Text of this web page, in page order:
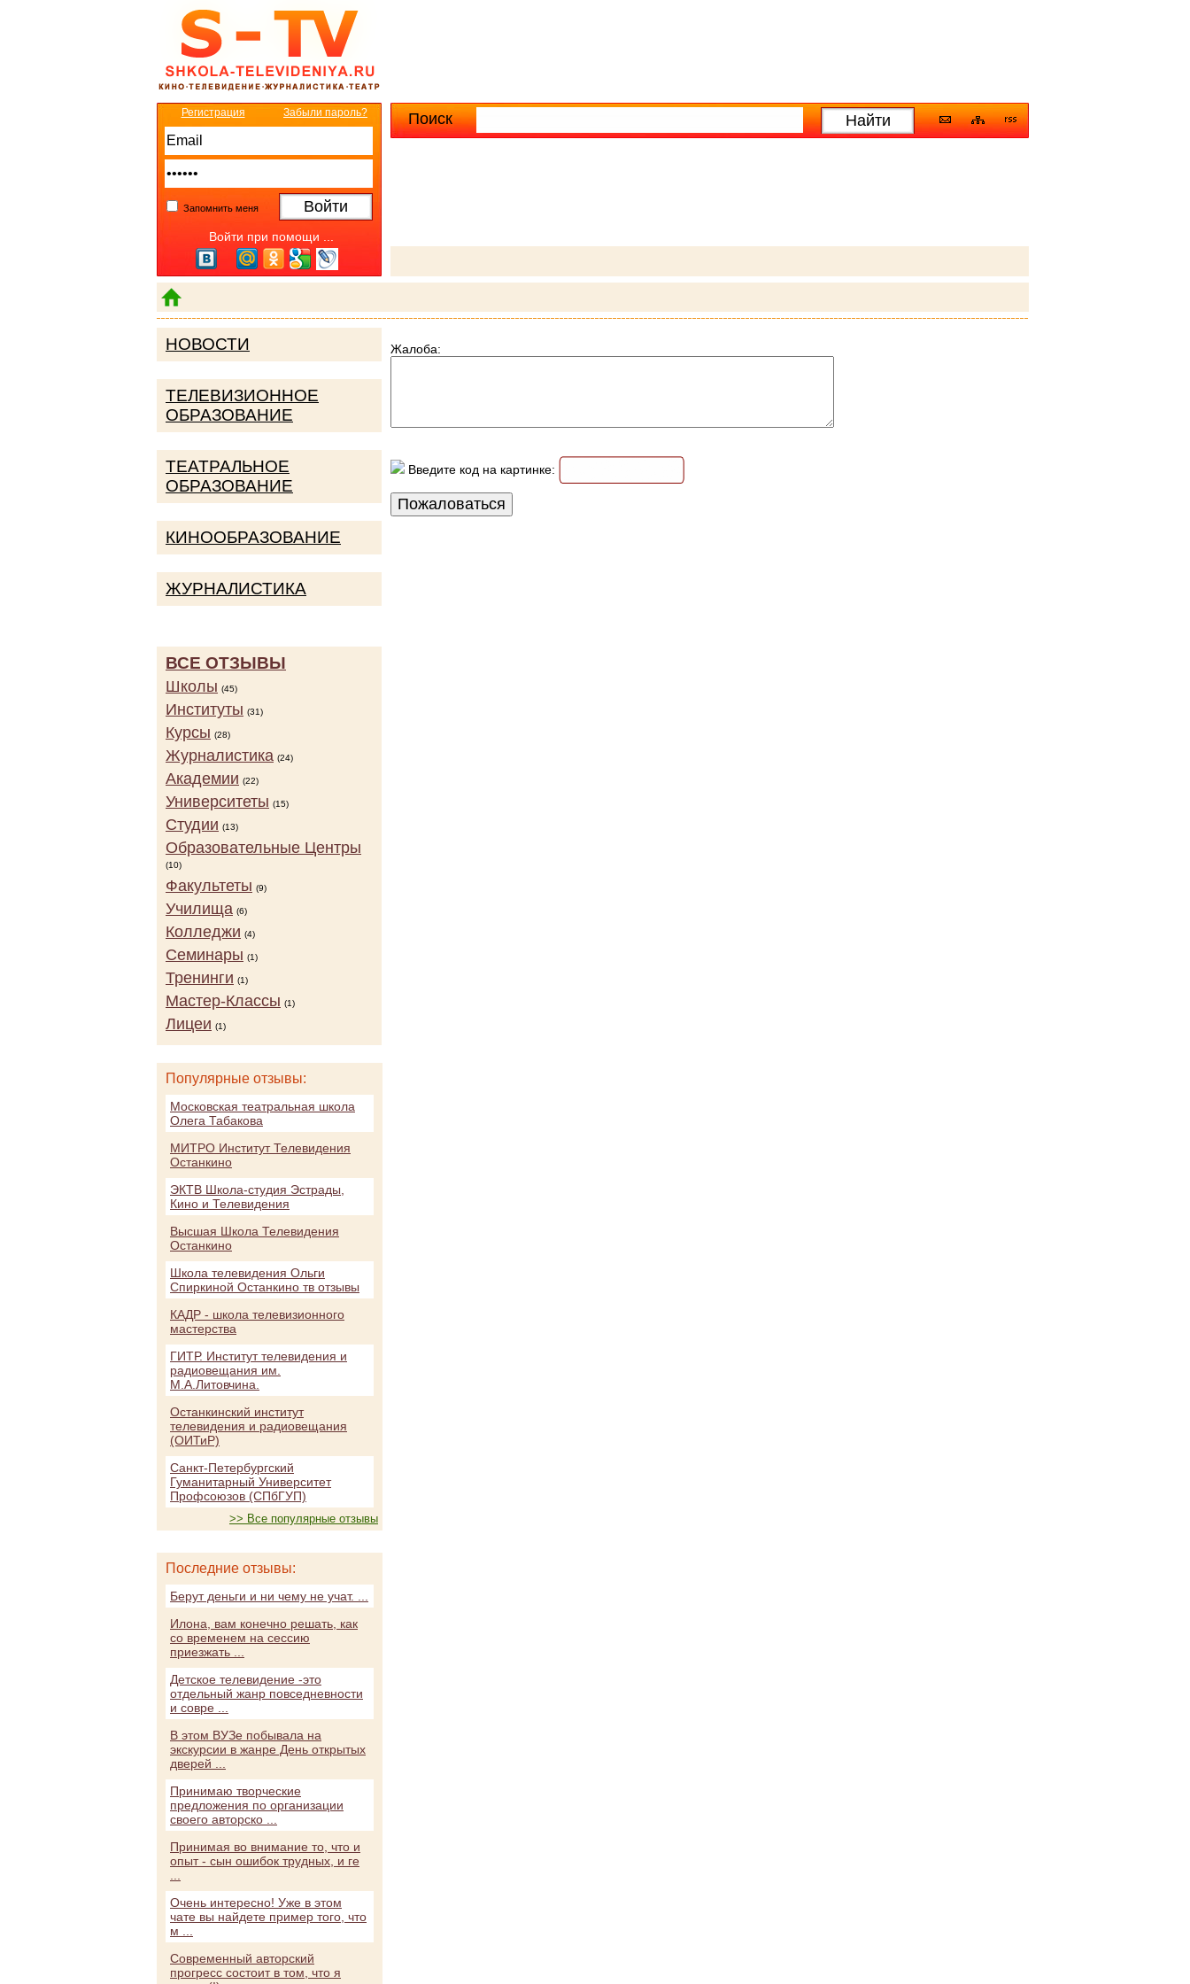
Поиск
Расширенный поиск
Регистрация Забыли пароль?
Запомнить меня
Войти при помощи ...
Жалоба:
Введите код на картинке:
НОВОСТИ
ТЕЛЕВИЗИОННОЕ
ОБРАЗОВАНИЕ
ТЕАТРАЛЬНОЕ
ОБРАЗОВАНИЕ
КИНООБРАЗОВАНИЕ
ЖУРНАЛИСТИКА
ВСЕ ОТЗЫВЫ
Школы (45)
Институты (31)
Курсы (28)
Журналистика (24)
Академии (22)
Университеты (15)
Студии (13)
Образовательные Центры
(10)
Факультеты (9)
Училища (6)
Колледжи (4)
Семинары (1)
Тренинги (1)
Мастер-Классы (1)
Лицеи (1)
Популярные отзывы:
Московская театральная школа
Олега Табакова
МИТРО Институт Телевидения
Останкино
ЭКТВ Школа-студия Эстрады,
Кино и Телевидения
Высшая Школа Телевидения
Останкино
Школа телевидения Ольги
Спиркиной Останкино тв отзывы
КАДР - школа телевизионного
мастерства
ГИТР. Институт телевидения и
радиовещания им.
М.А.Литовчина.
Останкинский институт
телевидения и радиовещания
(ОИТиР)
Санкт-Петербургский
Гуманитарный Университет
Профсоюзов (СПбГУП)
>> Все популярные отзывы
Последние отзывы:
Берут деньги и ни чему не учат. ...
Илона, вам конечно решать, как
со временем на сессию
приезжать ...
Детское телевидение -это
отдельный жанр повседневности
и совре ...
В этом ВУЗе побывала на
экскурсии в жанре День открытых
дверей ...
Принимаю творческие
предложения по организации
своего авторско ...
Принимая во внимание то, что и
опыт - сын ошибок трудных, и ге
Очень интересно! Уже в этом
чате вы найдете пример того, что
м ...
Современный авторский
прогресс состоит в том, что я